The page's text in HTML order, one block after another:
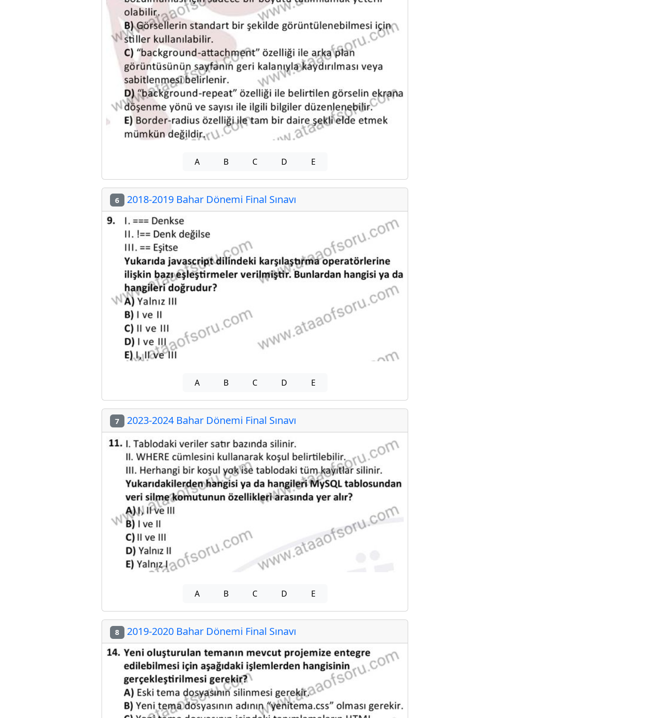
A B C D E
6 2018-2019 Bahar Dönemi Final Sınavı
A B C D E
7 2023-2024 Bahar Dönemi Final Sınavı
A B C D E
8 2019-2020 Bahar Dönemi Final Sınavı